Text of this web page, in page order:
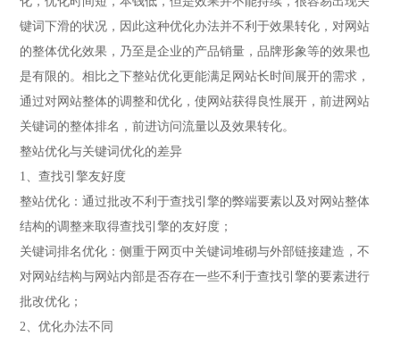
键词下滑的状况，因此这种优化办法并不利于效果转化，对网站
的整体优化效果，乃至是企业的产品销量，品牌形象等的效果也
是有限的。相比之下整站优化更能满足网站长时间展开的需求，
通过对网站整体的调整和优化，使网站获得良性展开，前进网站
关键词的整体排名，前进访问流量以及效果转化。
整站优化与关键词优化的差异
1、查找引擎友好度
整站优化：通过批改不利于查找引擎的弊端要素以及对网站整体
结构的调整来取得查找引擎的友好度；
关键词排名优化：侧重于网页中关键词堆砌与外部链接建造，不
对网站结构与网站内部是否存在一些不利于查找引擎的要素进行
批改优化；
2、优化办法不同